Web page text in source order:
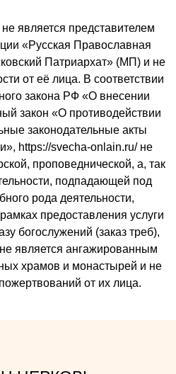
является представителем
«Русская Православная
Патриархат» (МП) и не
от её лица. В соответствии
закона РФ «О внесении
закон «О противодействии
законодательные акты
https://svecha-onlain.ru/ не
проповеднической, а, так
подпадающей под
рода деятельности,
предоставления услуги
богослужений (заказ треб),
является ангажированным
храмов и монастырей и не
от их лица.